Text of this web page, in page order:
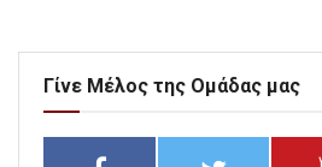
Γίνε Μέλος της Ομάδας μας